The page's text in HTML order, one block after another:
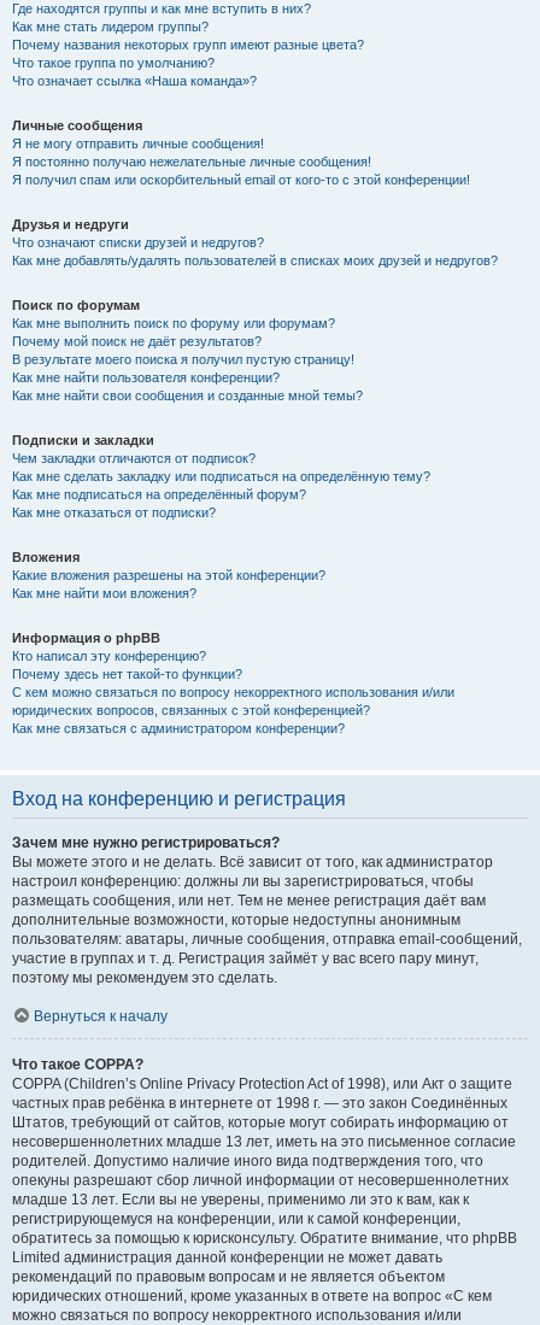
Где находятся группы и как мне вступить в них?
Как мне стать лидером группы?
Почему названия некоторых групп имеют разные цвета?
Что такое группа по умолчанию?
Что означает ссылка «Наша команда»?
Личные сообщения
Я не могу отправить личные сообщения!
Я постоянно получаю нежелательные личные сообщения!
Я получил спам или оскорбительный email от кого-то с этой конференции!
Друзья и недруги
Что означают списки друзей и недругов?
Как мне добавлять/удалять пользователей в списках моих друзей и недругов?
Поиск по форумам
Как мне выполнить поиск по форуму или форумам?
Почему мой поиск не даёт результатов?
В результате моего поиска я получил пустую страницу!
Как мне найти пользователя конференции?
Как мне найти свои сообщения и созданные мной темы?
Подписки и закладки
Чем закладки отличаются от подписок?
Как мне сделать закладку или подписаться на определённую тему?
Как мне подписаться на определённый форум?
Как мне отказаться от подписки?
Вложения
Какие вложения разрешены на этой конференции?
Как мне найти мои вложения?
Информация о phpBB
Кто написал эту конференцию?
Почему здесь нет такой-то функции?
С кем можно связаться по вопросу некорректного использования и/или
юридических вопросов, связанных с этой конференцией?
Как мне связаться с администратором конференции?
Вход на конференцию и регистрация
Зачем мне нужно регистрироваться?
Вы можете этого и не делать. Всё зависит от того, как администратор
настроил конференцию: должны ли вы зарегистрироваться, чтобы
размещать сообщения, или нет. Тем не менее регистрация даёт вам
дополнительные возможности, которые недоступны анонимным
пользователям: аватары, личные сообщения, отправка email-сообщений,
участие в группах и т. д. Регистрация займёт у вас всего пару минут,
поэтому мы рекомендуем это сделать.
Вернуться к началу
Что такое COPPA?
COPPA (Children’s Online Privacy Protection Act of 1998), или Акт о защите
частных прав ребёнка в интернете от 1998 г. — это закон Соединённых
Штатов, требующий от сайтов, которые могут собирать информацию от
несовершеннолетних младше 13 лет, иметь на это письменное согласие
родителей. Допустимо наличие иного вида подтверждения того, что
опекуны разрешают сбор личной информации от несовершеннолетних
младше 13 лет. Если вы не уверены, применимо ли это к вам, как к
регистрирующемуся на конференции, или к самой конференции,
обратитесь за помощью к юрисконсульту. Обратите внимание, что phpBB
Limited администрация данной конференции не может давать
рекомендаций по правовым вопросам и не является объектом
юридических отношений, кроме указанных в ответе на вопрос «С кем
можно связаться по вопросу некорректного использования и/или